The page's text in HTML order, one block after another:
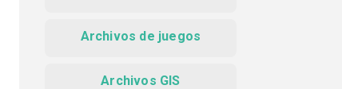
Archivos de juegos
Archivos GIS